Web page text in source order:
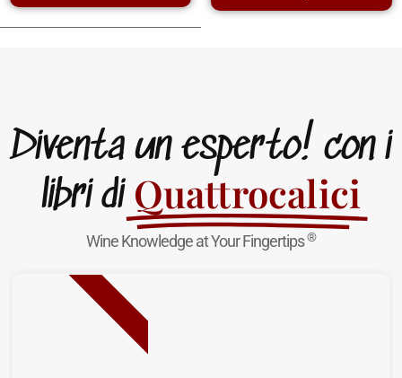
Diventa un esperto! con i
libri di Quattrocalici
Wine Knowledge at Your Fingertips®
NUOVA USCITA